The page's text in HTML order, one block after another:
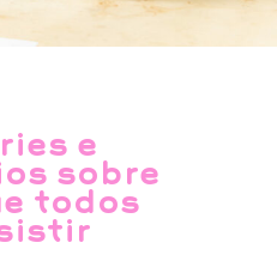
e
sobre
todos